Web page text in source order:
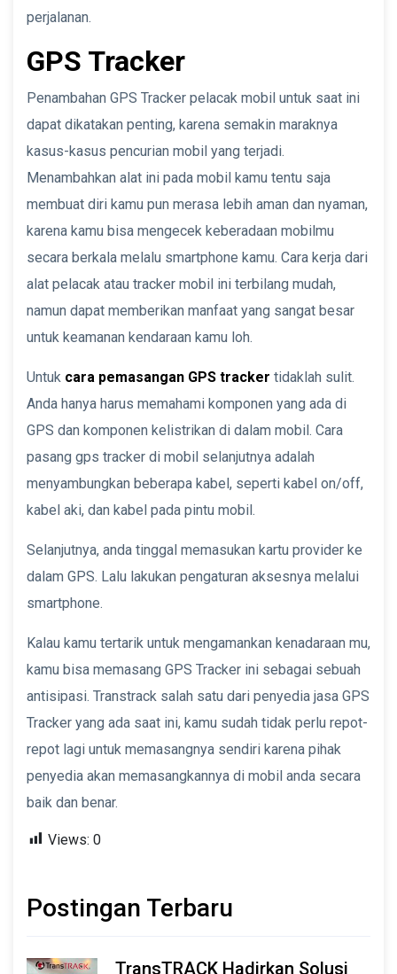
perjalanan.
GPS Tracker
Penambahan GPS Tracker pelacak mobil untuk saat ini
dapat dikatakan penting, karena semakin maraknya
kasus-kasus pencurian mobil yang terjadi.
Menambahkan alat ini pada mobil kamu tentu saja
membuat diri kamu pun merasa lebih aman dan nyaman,
karena kamu bisa mengecek keberadaan mobilmu
secara berkala melalu smartphone kamu. Cara kerja dari
alat pelacak atau tracker mobil ini terbilang mudah,
namun dapat memberikan manfaat yang sangat besar
untuk keamanan kendaraan kamu loh.
Untuk cara pemasangan GPS tracker tidaklah sulit.
Anda hanya harus memahami komponen yang ada di
GPS dan komponen kelistrikan di dalam mobil. Cara
pasang gps tracker di mobil selanjutnya adalah
menyambungkan beberapa kabel, seperti kabel on/off,
kabel aki, dan kabel pada pintu mobil.
Selanjutnya, anda tinggal memasukan kartu provider ke
dalam GPS. Lalu lakukan pengaturan aksesnya melalui
smartphone.
Kalau kamu tertarik untuk mengamankan kenadaraan mu,
kamu bisa memasang GPS Tracker ini sebagai sebuah
antisipasi. Transtrack salah satu dari penyedia jasa GPS
Tracker yang ada saat ini, kamu sudah tidak perlu repot-
repot lagi untuk memasangnya sendiri karena pihak
penyedia akan memasangkannya di mobil anda secara
baik dan benar.
Views: 0
Postingan Terbaru
TransTRACK Hadirkan Solusi